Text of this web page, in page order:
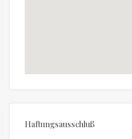
Haftungsausschluß